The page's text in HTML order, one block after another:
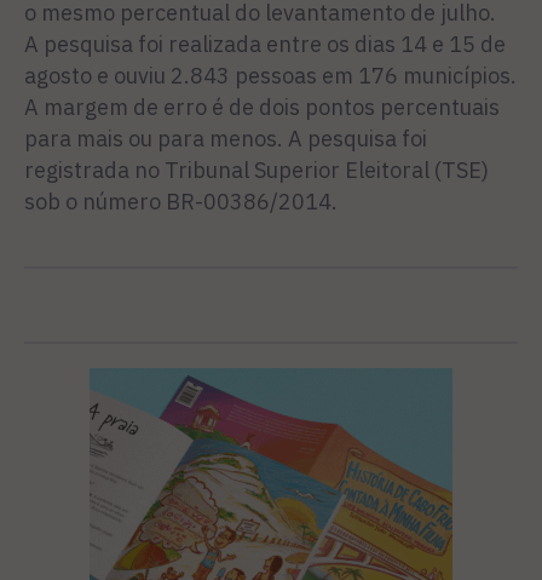
o mesmo percentual do levantamento de julho.
A pesquisa foi realizada entre os dias 14 e 15 de
agosto e ouviu 2.843 pessoas em 176 municípios.
A margem de erro é de dois pontos percentuais
para mais ou para menos. A pesquisa foi
registrada no Tribunal Superior Eleitoral (TSE)
sob o número BR-00386/2014.